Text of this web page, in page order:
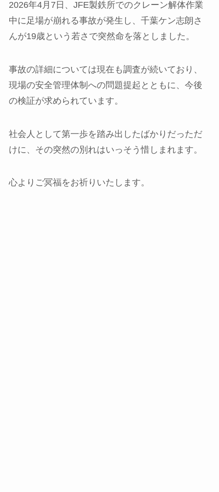
2026年4月7日、JFE製鉄所でのクレーン解体作業
中に足場が崩れる事故が発生し、千葉ケン志朗さ
んが19歳という若さで突然命を落としました。
事故の詳細については現在も調査が続いており、
現場の安全管理体制への問題提起とともに、今後
の検証が求められています。
社会人として第一歩を踏み出したばかりだっただ
けに、その突然の別れはいっそう惜しまれます。
心よりご冥福をお祈りいたします。